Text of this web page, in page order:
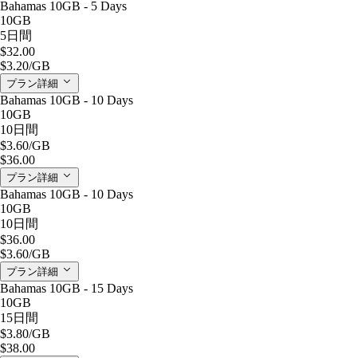
Bahamas 10GB - 5 Days
10GB
5日間
$32.00
$3.20/GB
プラン詳細
Bahamas 10GB - 10 Days
10GB
10日間
$3.60/GB
$36.00
プラン詳細
Bahamas 10GB - 10 Days
10GB
10日間
$36.00
$3.60/GB
プラン詳細
Bahamas 10GB - 15 Days
10GB
15日間
$3.80/GB
$38.00